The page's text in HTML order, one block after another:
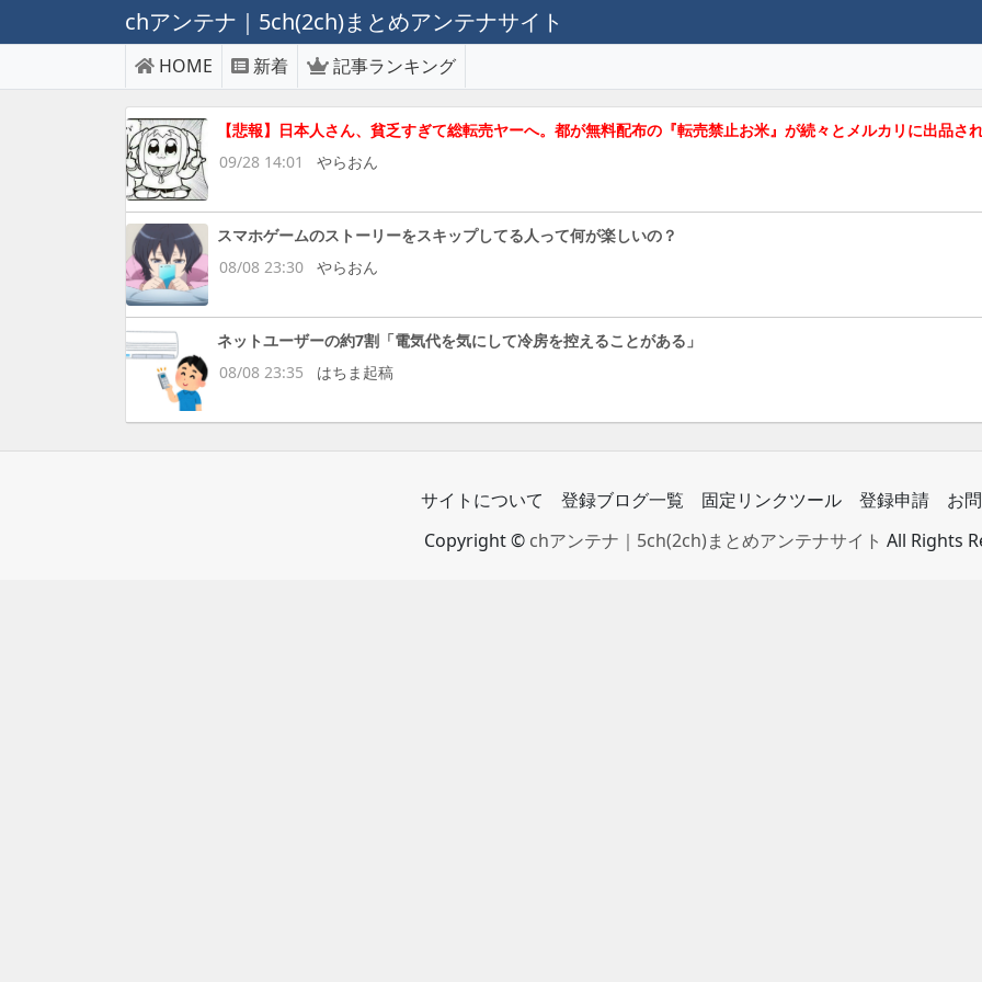
chアンテナ｜5ch(2ch)まとめアンテナサイト
HOME 新着 記事ランキング
【悲報】日本人さん、貧乏すぎて総転売ヤーへ。都が無料配布の『転売禁止お米』が続々とメルカリに出品さ
09/28 14:01
やらおん
スマホゲームのストーリーをスキップしてる人って何が楽しいの？
08/08 23:30
やらおん
ネットユーザーの約7割「電気代を気にして冷房を控えることがある」
08/08 23:35
はちま起稿
サイトについて 登録ブログ一覧 固定リンクツール 登録申請
お
Copyright © chアンテナ｜5ch(2ch)まとめアンテナサイト All Rights